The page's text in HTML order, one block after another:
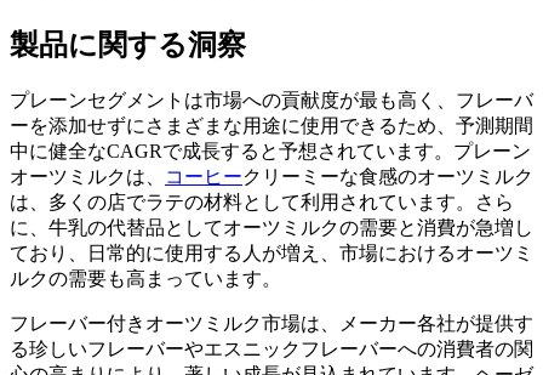
製品に関する洞察
プレーンセグメントは市場への貢献度が最も高く、フレーバ
ーを添加せずにさまざまな用途に使用できるため、予測期間
中に健全なCAGRで成長すると予想されています。プレーン
オーツミルクは、
コーヒークリーミーな食感のオーツミルク
は、多くの店でラテの材料として利用されています。さら
に、牛乳の代替品としてオーツミルクの需要と消費が急増し
ており、日常的に使用する人が増え、市場におけるオーツミ
ルクの需要も高まっています。
フレーバー付きオーツミルク市場は、メーカー各社が提供す
る珍しいフレーバーやエスニックフレーバーへの消費者の関